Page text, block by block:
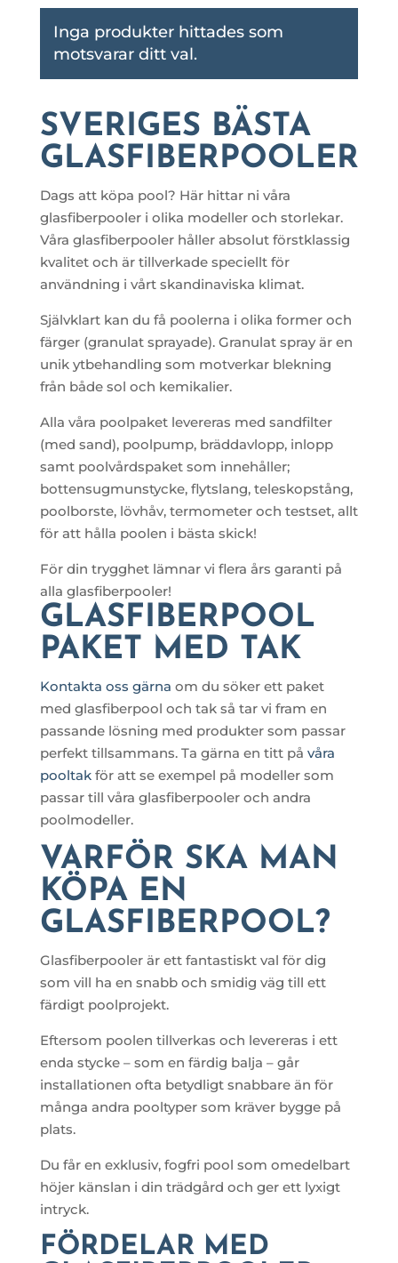
Inga produkter hittades som
motsvarar ditt val.
SVERIGES BÄSTA
GLASFIBERPOOLER
Dags att köpa pool? Här hittar ni våra
glasfiberpooler i olika modeller och storlekar.
Våra glasfiberpooler håller absolut förstklassig
kvalitet och är tillverkade speciellt för
användning i vårt skandinaviska klimat.
Självklart kan du få poolerna i olika former och
färger (granulat sprayade). Granulat spray är en
unik ytbehandling som motverkar blekning
från både sol och kemikalier.
Alla våra poolpaket levereras med sandfilter
(med sand), poolpump, bräddavlopp, inlopp
samt poolvårdspaket som innehåller;
bottensugmunstycke, flytslang, teleskopstång,
poolborste, lövhåv, termometer och testset, allt
för att hålla poolen i bästa skick!
För din trygghet lämnar vi flera års garanti på
alla glasfiberpooler!
GLASFIBERPOOL
PAKET MED TAK
Kontakta oss gärna om du söker ett paket
med glasfiberpool och tak så tar vi fram en
passande lösning med produkter som passar
perfekt tillsammans. Ta gärna en titt på våra
pooltakför att se exempel på modeller som
passar till våra glasfiberpooler och andra
poolmodeller.
VARFÖR SKA MAN
KÖPA EN
GLASFIBERPOOL?
Glasfiberpooler är ett fantastiskt val för dig
som vill ha en snabb och smidig väg till ett
färdigt poolprojekt.
Eftersom poolen tillverkas och levereras i ett
enda stycke – som en färdig balja – går
installationen ofta betydligt snabbare än för
många andra pooltyper som kräver bygge på
plats.
Du får en exklusiv, fogfri pool som omedelbart
höjer känslan i din trädgård och ger ett lyxigt
intryck.
FÖRDELAR MED